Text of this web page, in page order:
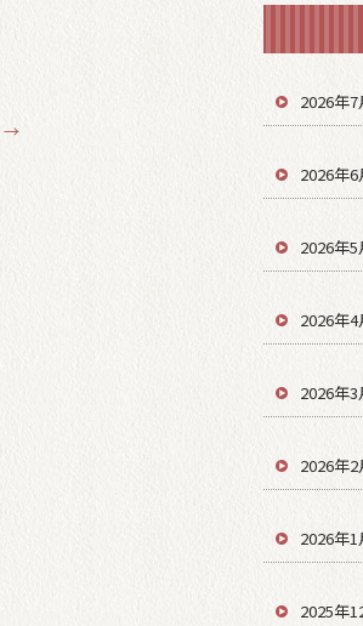
→
2026年7
2026年6
2026年5
2026年4
2026年3
2026年2
2026年1
2025年